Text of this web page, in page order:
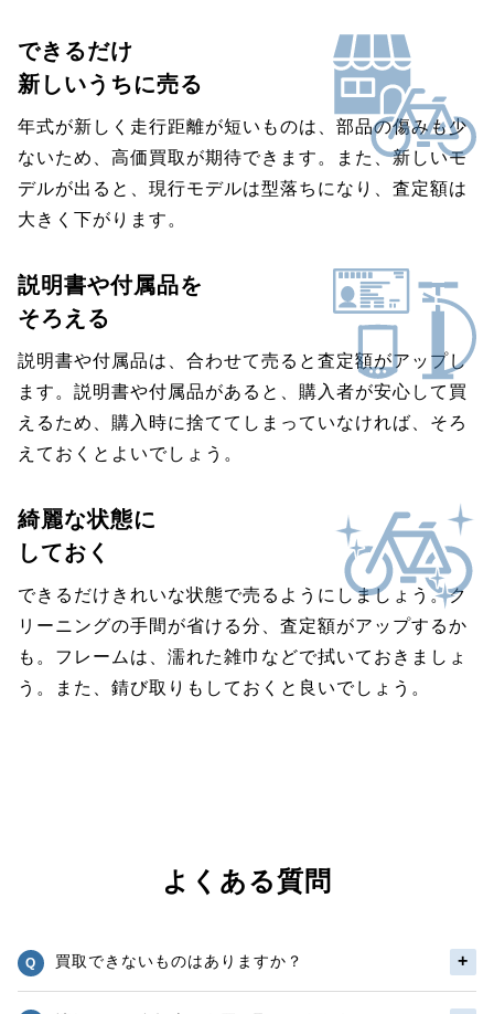
できるだけ
新しいうちに売る
年式が新しく走行距離が短いものは、部品の傷みも少
ないため、高価買取が期待できます。また、新しいモ
デルが出ると、現行モデルは型落ちになり、査定額は
大きく下がります。
説明書や付属品を
そろえる
説明書や付属品は、合わせて売ると査定額がアップし
ます。説明書や付属品があると、購入者が安心して買
えるため、購入時に捨ててしまっていなければ、そろ
えておくとよいでしょう。
綺麗な状態に
しておく
できるだけきれいな状態で売るようにしましょう。ク
リーニングの手間が省ける分、査定額がアップするか
も。フレームは、濡れた雑巾などで拭いておきましょ
う。また、錆び取りもしておくと良いでしょう。
よくある質問
買取できないものはありますか？